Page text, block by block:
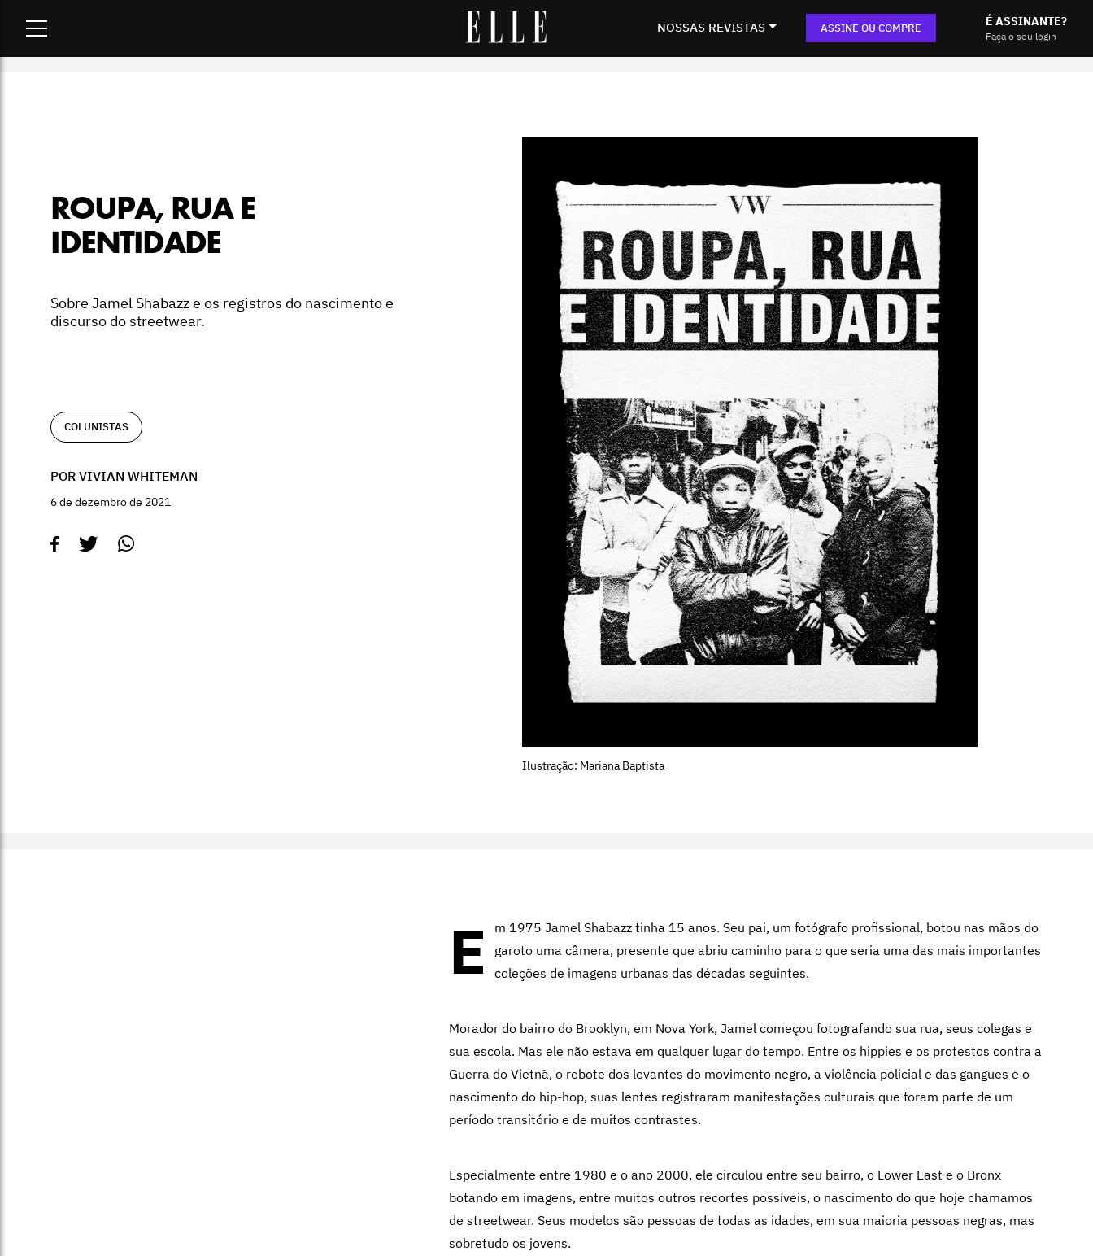
NOSSAS REVISTAS ASSINE OU COMPRE É ASSINANTE?
Faça o seu login
ROUPA, RUA E
IDENTIDADE
Sobre Jamel Shabazz e os registros do nascimento e
discurso do streetwear.
COLUNISTAS
POR VIVIAN WHITEMAN
6 de dezembro de 2021
Ilustração: Mariana Baptista
E
m 1975 Jamel Shabazz tinha 15 anos. Seu pai, um fotógrafo profissional, botou nas mãos do
garoto uma câmera, presente que abriu caminho para o que seria uma das mais importantes
coleções de imagens urbanas das décadas seguintes.
Morador do bairro do Brooklyn, em Nova York, Jamel começou fotografando sua rua, seus colegas e
sua escola. Mas ele não estava em qualquer lugar do tempo. Entre os hippies e os protestos contra a
Guerra do Vietnã, o rebote dos levantes do movimento negro, a violência policial e das gangues e o
nascimento do hip-hop, suas lentes registraram manifestações culturais que foram parte de um
período transitório e de muitos contrastes.
Especialmente entre 1980 e o ano 2000, ele circulou entre seu bairro, o Lower East e o Bronx
botando em imagens, entre muitos outros recortes possíveis, o nascimento do que hoje chamamos
de streetwear. Seus modelos são pessoas de todas as idades, em sua maioria pessoas negras, mas
sobretudo os jovens.